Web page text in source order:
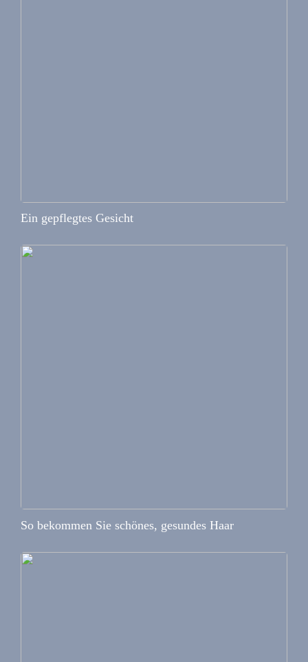
Ein gepflegtes Gesicht
So bekommen Sie schönes, gesundes Haar